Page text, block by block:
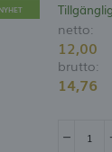
NYHET
netto:
12,00
brutto:
14,76